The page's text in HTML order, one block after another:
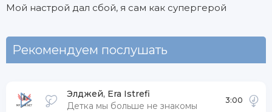
Мой настрой дал сбой, я сам как супергерой
Рекомендуем послушать
Элджей, Era Istrefi
Детка мы больше не знакомы
3:00